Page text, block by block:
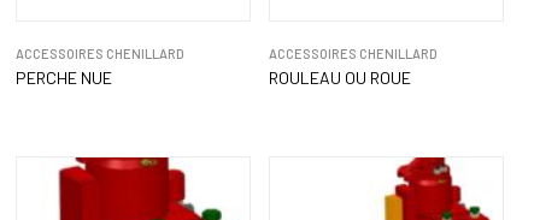
ACCESSOIRES CHENILLARD
PERCHE NUE
ACCESSOIRES CHENILLARD
ROULEAU OU ROUE